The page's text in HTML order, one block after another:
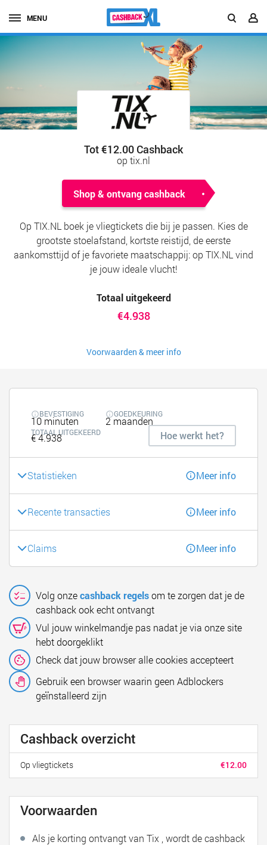
MENU
Tot €12.00 Cashback
op tix.nl
Shop & ontvang cashback
Op TIX.NL boek je vliegtickets die bij je passen. Kies de
grootste stoelafstand, kortste reistijd, de eerste
aankomsttijd of je favoriete maatschappij: op TIX.NL vind
je jouw ideale vlucht!
Totaal uitgekeerd
€4.938
Voorwaarden & meer info
BEVESTIGING
10 minuten
GOEDKEURING
2 maanden
TOTAAL UITGEKEERD
€ 4.938 Hoe werkt het?
Statistieken Meer info
Recente transacties Meer info
Claims Meer info
Volg onzecashback regelsom te zorgen dat je de
cashback ook echt ontvangt
Vul jouw winkelmandje pas nadat je via onze site
hebt doorgeklikt
Check dat jouw browser alle cookies accepteert
Gebruik een browser waarin geen Adblockers
geïnstalleerd zijn
Cashback overzicht
€12.00
Op vliegtickets
Voorwaarden
Als je korting ontvangt van Tix , wordt de cashback